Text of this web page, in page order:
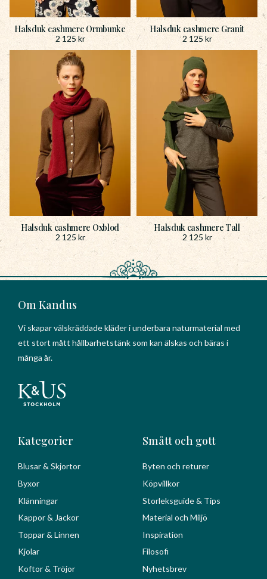
Halsduk cashmere Ormbunke
2 125 kr
Halsduk cashmere Granit
2 125 kr
Halsduk cashmere Oxblod
2 125 kr
Halsduk cashmere Tall
2 125 kr
Om Kandus
Vi skapar välskräddade kläder i underbara naturmaterial med
ett stort mått hållbarhetstänk som kan älskas och bäras i
många år.
Kategorier
Blusar & Skjortor
Byxor
Klänningar
Kappor & Jackor
Toppar & Linnen
Kjolar
Koftor & Tröjor
Smått och gott
Byten och returer
Köpvillkor
Storleksguide & Tips
Material och Miljö
Inspiration
Filosofi
Nyhetsbrev